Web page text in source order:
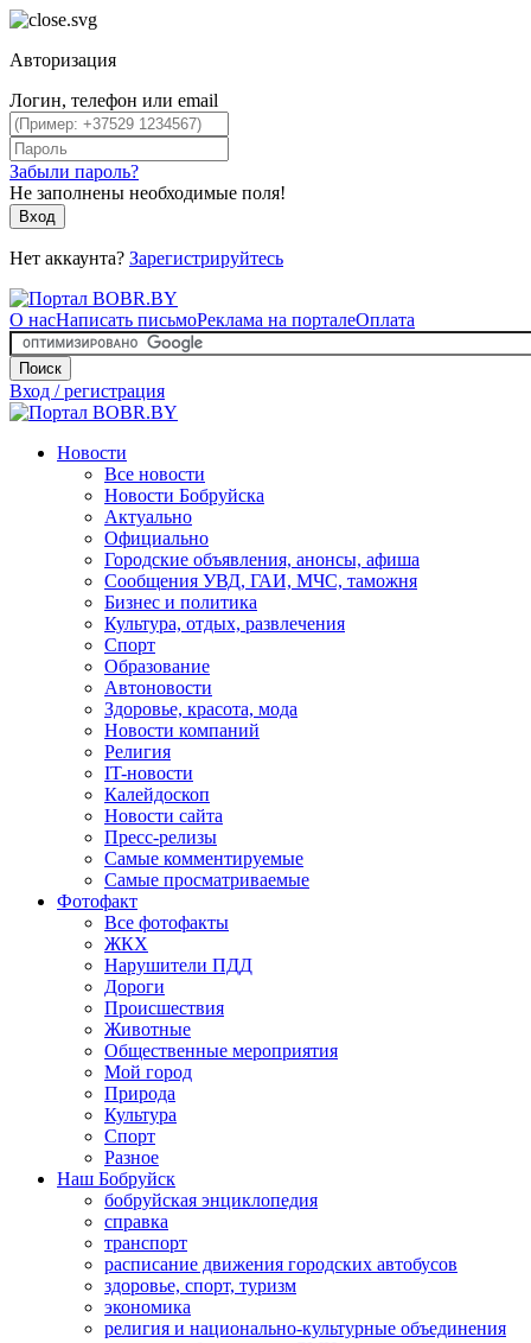
Авторизация
Логин, телефон или email
Забыли пароль?
Не заполнены необходимые поля!
Вход
Нет аккаунта? Зарегистрируйтесь
О насНаписать письмоРеклама на порталеОплата
Поиск
Вход / регистрация
Новости
Все новости
Новости Бобруйска
Актуально
Официально
Городские объявления, анонсы, афиша
Сообщения УВД, ГАИ, МЧС, таможня
Бизнес и политика
Культура, отдых, развлечения
Спорт
Образование
Автоновости
Здоровье, красота, мода
Новости компаний
Религия
IT-новости
Калейдоскоп
Новости сайта
Пресс-релизы
Самые комментируемые
Самые просматриваемые
Фотофакт
Все фотофакты
ЖКХ
Нарушители ПДД
Дороги
Происшествия
Животные
Общественные мероприятия
Мой город
Природа
Культура
Спорт
Разное
Наш Бобруйск
бобруйская энциклопедия
справка
транспорт
расписание движения городских автобусов
здоровье, спорт, туризм
экономика
религия и национально-культурные объединения